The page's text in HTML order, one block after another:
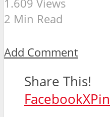
1.609 Views
2 Min Read
Add Comment
Share This!
FacebookX